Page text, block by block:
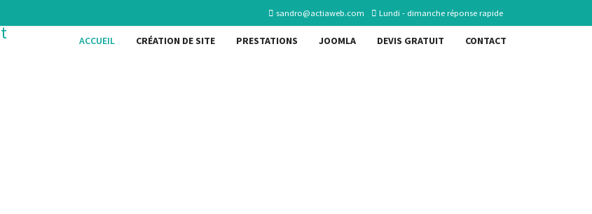
sandro@actiaweb.com Lundi - dimanche réponse rapide
ACCUEIL CRÉATION DE SITE PRESTATIONS JOOMLA DEVIS GRATUIT CONTACT